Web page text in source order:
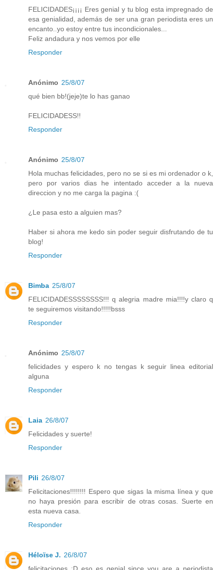
FELICIDADES¡¡¡¡ Eres genial y tu blog esta impregnado de
esa genialidad, además de ser una gran periodista eres un
encanto..yo estoy entre tus incondicionales...
Feliz andadura y nos vemos por elle
Responder
Anónimo 25/8/07
qué bien bb!(jeje)te lo has ganao
FELICIDADESS!!
Responder
Anónimo 25/8/07
Hola muchas felicidades, pero no se si es mi ordenador o k,
pero por varios dias he intentado acceder a la nueva
direccion y no me carga la pagina :(
¿Le pasa esto a alguien mas?
Haber si ahora me kedo sin poder seguir disfrutando de tu
blog!
Responder
Bimba 25/8/07
FELICIDADESSSSSSSS!!! q alegria madre mia!!!!y claro q
te seguiremos visitando!!!!!bsss
Responder
Anónimo 25/8/07
felicidades y espero k no tengas k seguir linea editorial
alguna
Responder
Laia 26/8/07
Felicidades y suerte!
Responder
Pili 26/8/07
Felicitaciones!!!!!!!! Espero que sigas la misma línea y que
no haya presión para escribir de otras cosas. Suerte en
esta nueva casa.
Responder
Héloïse J. 26/8/07
felicitaciones :D eso es genial since you are a periodista